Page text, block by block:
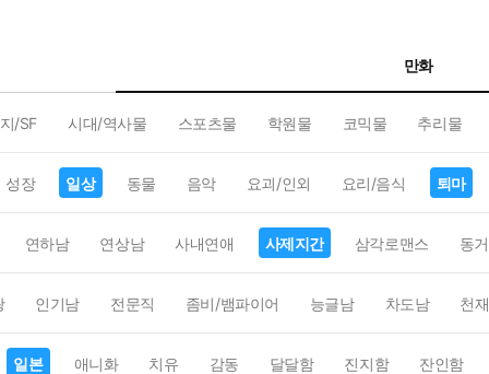
만화
/SF 시대/역사물 스포츠물 학원물 코믹물 추리물
성장 일상 동물 음악 요괴/인외 요리/음식 퇴마
연하남 연상남 사내연애 사제지간 삼각로맨스 동거
인기남 전문직 좀비/뱀파이어 능글남 차도남 천재
일본 애니화 치유 감동 달달함 진지함 잔인함